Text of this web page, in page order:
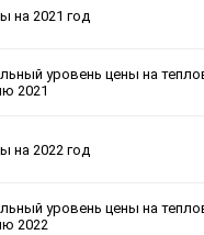
на 2021 год
уровень цены на
2021
на 2022 год
уровень цены на
2022